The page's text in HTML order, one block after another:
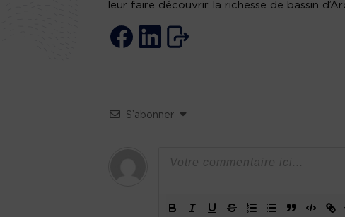
leur faire découvrir la richesse de bassin
S’abonner